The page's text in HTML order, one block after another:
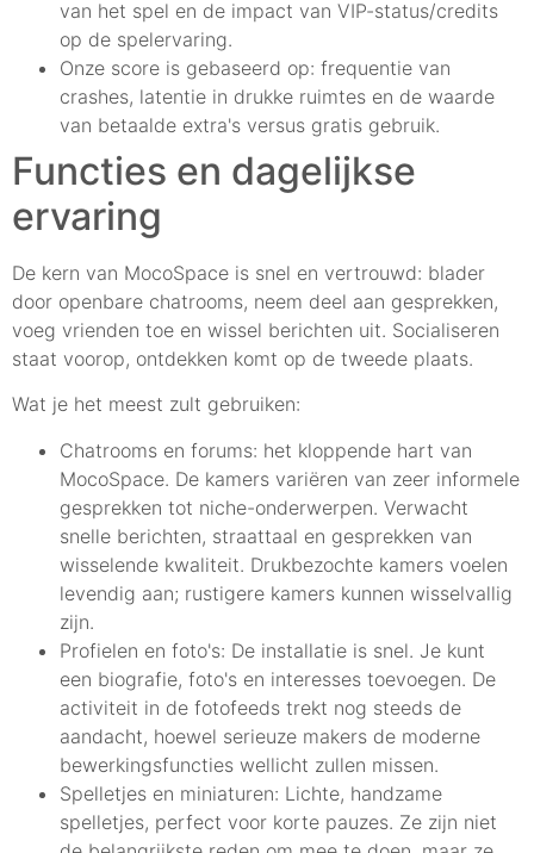
van het spel en de impact van VIP-status/credits
op de spelervaring.
Onze score is gebaseerd op: frequentie van
crashes, latentie in drukke ruimtes en de waarde
van betaalde extra's versus gratis gebruik.
Functies en dagelijkse
ervaring
De kern van MocoSpace is snel en vertrouwd: blader
door openbare chatrooms, neem deel aan gesprekken,
voeg vrienden toe en wissel berichten uit. Socialiseren
staat voorop, ontdekken komt op de tweede plaats.
Wat je het meest zult gebruiken:
Chatrooms en forums: het kloppende hart van
MocoSpace. De kamers variëren van zeer informele
gesprekken tot niche-onderwerpen. Verwacht
snelle berichten, straattaal en gesprekken van
wisselende kwaliteit. Drukbezochte kamers voelen
levendig aan; rustigere kamers kunnen wisselvallig
zijn.
Profielen en foto's: De installatie is snel. Je kunt
een biografie, foto's en interesses toevoegen. De
activiteit in de fotofeeds trekt nog steeds de
aandacht, hoewel serieuze makers de moderne
bewerkingsfuncties wellicht zullen missen.
Spelletjes en miniaturen: Lichte, handzame
spelletjes, perfect voor korte pauzes. Ze zijn niet